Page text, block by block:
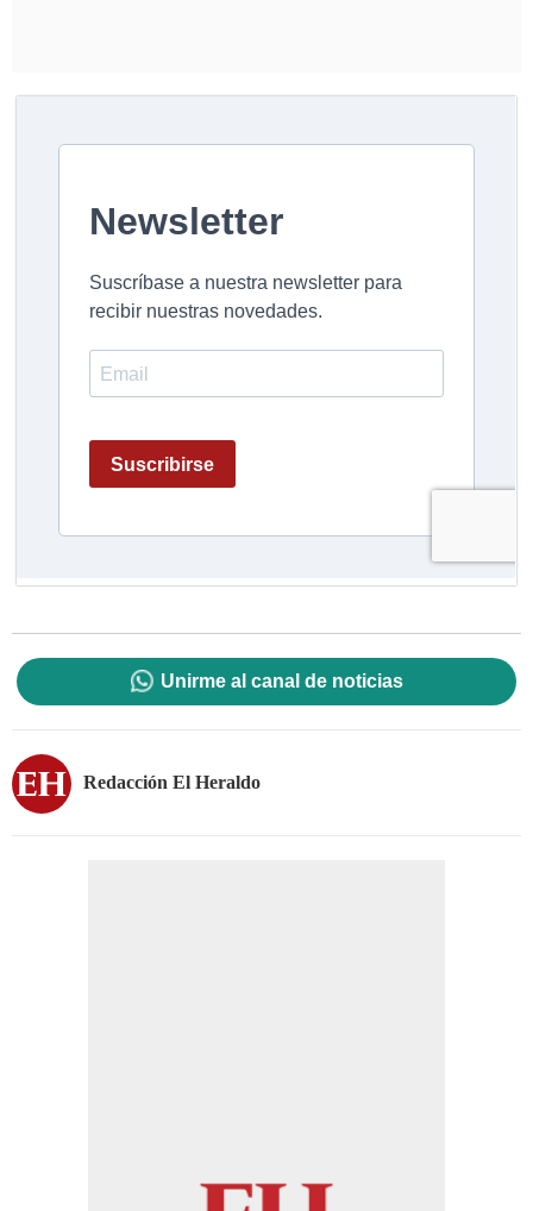
Unirme al canal de noticias
Redacción El Heraldo